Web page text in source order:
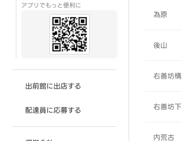
アプリでもっと便利に
出前館に出店する
配達員に応募する
為原
後山
右善坊構
右善坊下
内荒古